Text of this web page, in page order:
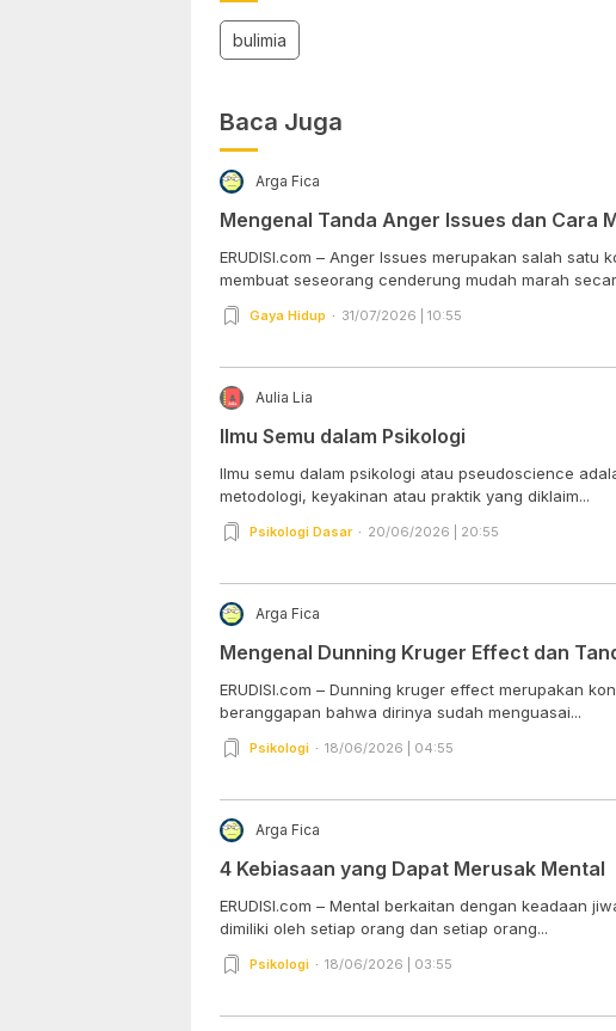
bulimia
Baca Juga
Arga Fica
Mengenal Tanda Anger Issues dan Cara
ERUDISI.com – Anger Issues merupakan salah satu
membuat seseorang cenderung mudah marah
Gaya Hidup 31/07/2026 | 10:55
Aulia Lia
Ilmu Semu dalam Psikologi
Ilmu semu dalam psikologi atau pseudoscience
metodologi, keyakinan atau praktik yang diklaim...
Psikologi Dasar 20/06/2026 | 20:55
Arga Fica
Mengenal Dunning Kruger Effect dan
ERUDISI.com – Dunning kruger effect merupakan
beranggapan bahwa dirinya sudah menguasai...
Psikologi 18/06/2026 | 04:55
Arga Fica
4 Kebiasaan yang Dapat Merusak Mental
ERUDISI.com – Mental berkaitan dengan keadaan
dimiliki oleh setiap orang dan setiap orang...
Psikologi 18/06/2026 | 03:55